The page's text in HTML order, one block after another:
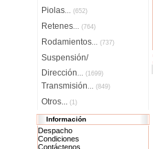
Piolas... (652)
Retenes... (764)
Rodamientos... (737)
Suspensión/
Dirección... (1699)
Transmisión... (849)
Otros... (1)
Información
Despacho
Condiciones
Contáctenos